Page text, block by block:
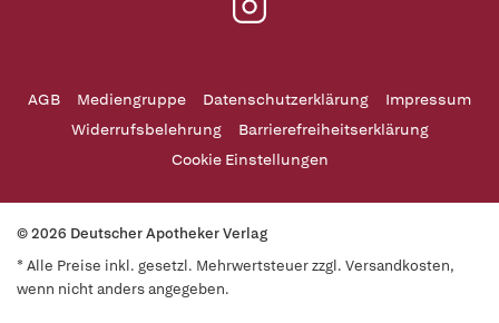
AGB Mediengruppe Datenschutzerklärung
Impressum
Widerrufsbelehrung
Barrierefreiheitserklärung
Cookie Einstellungen
© 2026 Deutscher Apotheker Verlag
* Alle Preise inkl. gesetzl. Mehrwertsteuer zzgl. Versandkosten,
wenn nicht anders angegeben.